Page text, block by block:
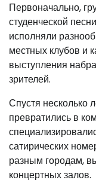
Первоначально,
студенческой
исполняли
местных клубов и
выступления
зрителей.
Спустя несколько
превратились в
сатирических
разным городам,
концертных залов.